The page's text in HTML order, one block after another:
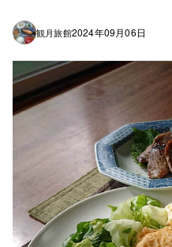
観月旅館2024年09月06日